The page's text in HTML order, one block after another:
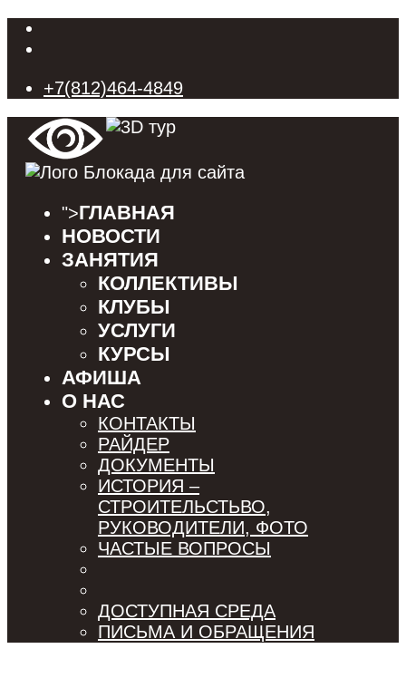
+7(812)464-4849
">ГЛАВНАЯ
НОВОСТИ
ЗАНЯТИЯ
КОЛЛЕКТИВЫ
КЛУБЫ
УСЛУГИ
КУРСЫ
АФИША
О НАС
КОНТАКТЫ
РАЙДЕР
ДОКУМЕНТЫ
ИСТОРИЯ –
СТРОИТЕЛЬСТЬВО,
РУКОВОДИТЕЛИ, ФОТО
ЧАСТЫЕ ВОПРОСЫ
ДОСТУПНАЯ СРЕДА
ПИСЬМА И ОБРАЩЕНИЯ